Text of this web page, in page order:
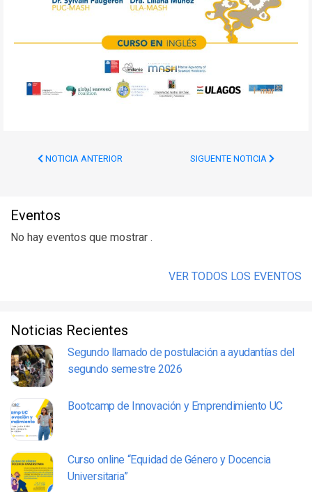
NOTICIA ANTERIOR SIGUENTE NOTICIA
Eventos
No hay eventos que mostrar .
VER TODOS LOS EVENTOS
Noticias Recientes
Segundo llamado de postulación a ayudantías del
segundo semestre 2026
Bootcamp de Innovación y Emprendimiento UC
Curso online “Equidad de Género y Docencia
Universitaria”